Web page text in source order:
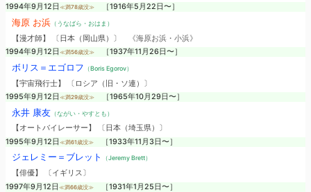
1994年9月12日 ≪満78歳没≫ ［1916年5月22日〜］
海原 お浜（うなばら・おはま）
【漫才師】 〔日本（岡山県）〕
《海原お浜・小浜》
1994年9月12日 ≪満56歳没≫ ［1937年11月26日〜］
ボリス＝エゴロフ （Boris Egorov）
【宇宙飛行士】 〔ロシア（旧・ソ連）〕
1995年9月12日 ≪満29歳没≫ ［1965年10月29日〜］
永井 康友（ながい・やすとも）
【オートバイレーサー】 〔日本（埼玉県）〕
1995年9月12日 ≪満61歳没≫ ［1933年11月3日〜］
ジェレミー＝ブレット （Jeremy Brett）
【俳優】 〔イギリス〕
1997年9月12日 ≪満66歳没≫ ［1931年1月25日〜］